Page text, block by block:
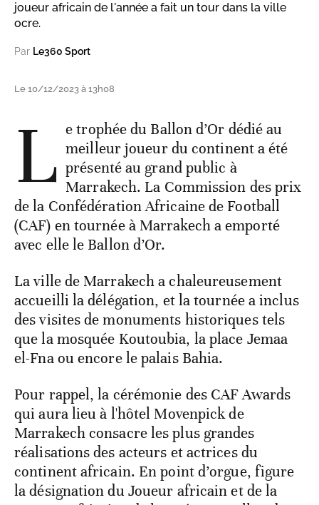
joueur africain de l'année a fait un tour dans la ville
ocre.
Par Le360 Sport
Le 10/12/2023 à 13h08
L e trophée du Ballon d’Or dédié au
meilleur joueur du continent a été
présenté au grand public à
Marrakech. La Commission des prix
de la Confédération Africaine de Football
(CAF) en tournée à Marrakech a emporté
avec elle le Ballon d’Or.
La ville de Marrakech a chaleureusement
accueilli la délégation, et la tournée a inclus
des visites de monuments historiques tels
que la mosquée Koutoubia, la place Jemaa
el-Fna ou encore le palais Bahia.
Pour rappel, la cérémonie des CAF Awards
qui aura lieu à l'hôtel Movenpick de
Marrakech consacre les plus grandes
réalisations des acteurs et actrices du
continent africain. En point d’orgue, figure
la désignation du Joueur africain et de la